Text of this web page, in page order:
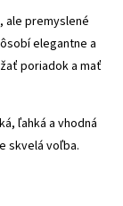
ale premyslené
elegantne a
poriadok a mať
ľahká a vhodná
skvelá voľba.